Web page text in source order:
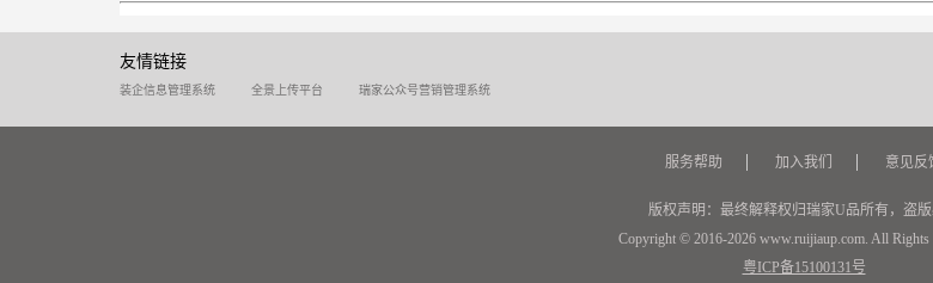
友情链接
装企信息管理系统 全景上传平台 瑞家公众号营销管理系统
服务帮助 加入我们 意见反
版权声明：最终解释权归瑞家U品所有，盗
Copyright © 2016-2026 www.ruijiaup.com. All Rights
粤ICP备15100131号